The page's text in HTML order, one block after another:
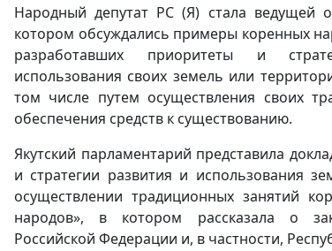
Народный депутат РС (Я) стала ведущей
котором обсуждались примеры коренных
разработавших приоритеты и
использования своих земель или
том числе путем осуществления своих
обеспечения средств к существованию.
Якутский парламентарий представила
и стратегии развития и использования
осуществлении традиционных занятий
народов», в котором рассказала о
Российской Федерации и, в частности,